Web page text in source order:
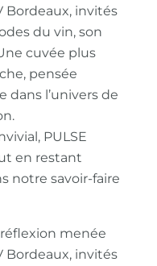
Bordeaux, invités
du vin, son
cuvée plus
pensée
dans l’univers de
PULSE
en restant
notre savoir-faire
menée
Bordeaux, invités